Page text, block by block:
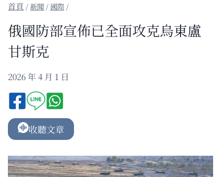
/新聞 / 國際 /
俄國防部宣佈已全面攻克烏東盧
甘斯克
2026 年 4 月 1 日
收聽文章